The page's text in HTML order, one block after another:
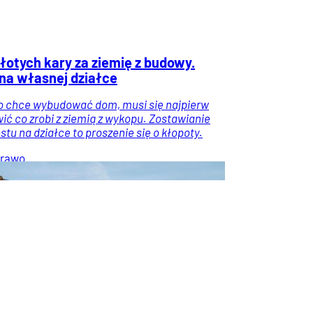
kary za ziemię z budowy.
własnej działce
chce wybudować dom, musi się najpierw
co zrobi z ziemią z wykopu. Zostawianie
na działce to proszenie się o kłopoty.